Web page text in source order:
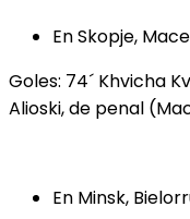
En Skopje,
Goles: 74´ Khvicha
Alioski, de penal
En Minsk,